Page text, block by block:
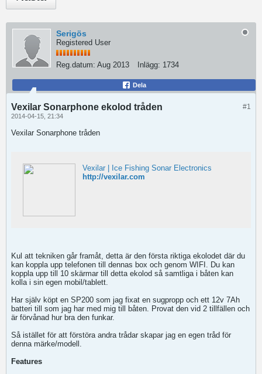
Serigös
Registered User
Reg.datum: Aug 2013 Inlägg: 1734
Dela
#1
Vexilar Sonarphone ekolod tråden
2014-04-15, 21:34
Vexilar Sonarphone tråden
Vexilar | Ice Fishing Sonar Electronics
http://vexilar.com
Kul att tekniken går framåt, detta är den första riktiga ekolodet där du
kan koppla upp telefonen till dennas box och genom WIFI. Du kan
koppla upp till 10 skärmar till detta ekolod så samtliga i båten kan
kolla i sin egen mobil/tablett.
Har själv köpt en SP200 som jag fixat en sugpropp och ett 12v 7Ah
batteri till som jag har med mig till båten. Provat den vid 2 tillfällen och
är förvånad hur bra den funkar.
Så istället för att förstöra andra trådar skapar jag en egen tråd för
denna märke/modell.
Features